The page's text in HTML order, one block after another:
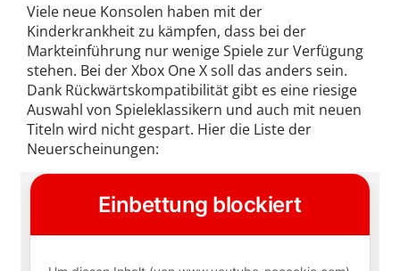
Viele neue Konsolen haben mit der
Kinderkrankheit zu kämpfen, dass bei der
Markteinführung nur wenige Spiele zur Verfügung
stehen. Bei der Xbox One X soll das anders sein.
Dank Rückwärtskompatibilität gibt es eine riesige
Auswahl von Spieleklassikern und auch mit neuen
Titeln wird nicht gespart. Hier die Liste der
Neuerscheinungen: